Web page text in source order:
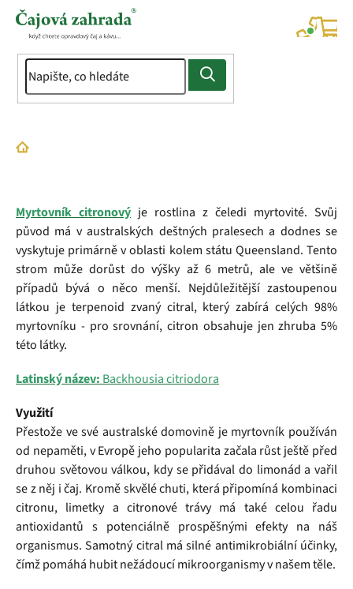
Přejít
Domů
Myrtovník citronový je rostlina z čeledi myrtovité. Svůj
původ má v australských deštných pralesech a dodnes se
vyskytuje primárně v oblasti kolem státu Queensland. Tento
strom může dorůst do výšky až 6 metrů, ale ve většině
případů bývá o něco menší. Nejdůležitější zastoupenou
látkou je terpenoid zvaný citral, který zabírá celých 98%
myrtovníku - pro srovnání, citron obsahuje jen zhruba 5%
této látky.
Latinský název: Backhousia citriodora
Využití
Přestože ve své australské domovině je myrtovník používán
od nepaměti, v Evropě jeho popularita začala růst ještě před
druhou světovou válkou, kdy se přidával do limonád a vařil
se z něj i čaj. Kromě skvělé chuti, která připomíná kombinaci
citronu, limetky a citronové trávy má také celou řadu
antioxidantů s potenciálně prospěšnými efekty na náš
organismus. Samotný citral má silné antimikrobiální účinky,
čímž pomáhá hubit nežádoucí mikroorganismy v našem těle.